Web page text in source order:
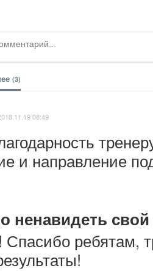
(3)
08:49
и направление
ненавидеть
ребятам,